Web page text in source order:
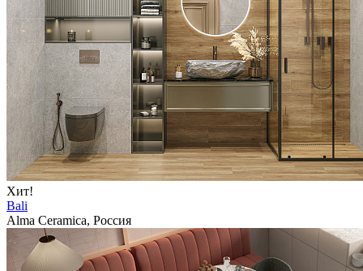
Хит!
Bali
Alma Ceramica, Россия